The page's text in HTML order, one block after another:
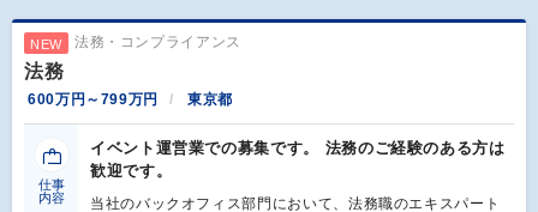
NEW 法務・コンプライアンス
法務
600万円～799万円 東京都
仕事
内容
イベント運営業での募集です。 法務のご経験のある方は
歓迎です。
当社のバックオフィス部門において、法務職のエキスパート